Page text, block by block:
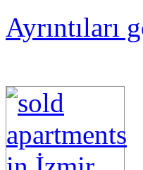
Ayrıntıları